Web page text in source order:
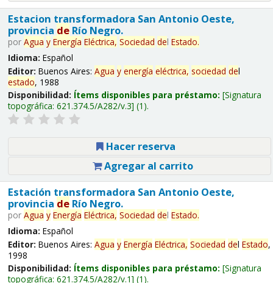
Estacion transformadora San Antonio Oeste,
provincia deRío Negro.
por Agua y Energía Eléctrica, Sociedad del Estado.
Idioma: Español
Editor: Buenos Aires: Agua y energía eléctrica, sociedad del
estado, 1988
Disponibilidad: Ítems disponibles para préstamo: Signatura
topográfica: 621.374.5/A282/v.3 (1).
Hacer reserva
Agregar al carrito
Estación transformadora San Antonio Oeste,
provincia deRío Negro.
por Agua y Energía Eléctrica, Sociedad del Estado.
Idioma: Español
Editor: Buenos Aires: Agua y Energía Eléctrica, Sociedad del Estado,
1998
Disponibilidad: Ítems disponibles para préstamo: Signatura
topográfica: 621.374.5/A282/v.1 (1).